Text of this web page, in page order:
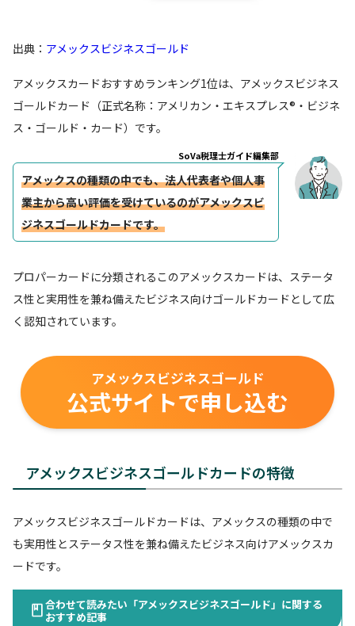
出典： アメックスビジネスゴールド
アメックスカードおすすめランキング1位は、アメックスビジネス
ゴールドカード（正式名称：アメリカン・エキスプレス®・ビジネ
ス・ゴールド・カード）です。
SoVa税理士ガイド編集部
アメックスの種類の中でも、法人代表者や個人事
業主から高い評価を受けているのがアメックスビ
ジネスゴールドカードです。
プロパーカードに分類されるこのアメックスカードは、ステータ
ス性と実用性を兼ね備えたビジネス向けゴールドカードとして広
く認知されています。
アメックスビジネスゴールド
公式サイトで申し込む
アメックスビジネスゴールドカードの特徴
アメックスビジネスゴールドカードは、アメックスの種類の中で
も実用性とステータス性を兼ね備えたビジネス向けアメックスカ
ードです。
合わせて読みたい「アメックスビジネスゴールド」に関する
おすすめ記事